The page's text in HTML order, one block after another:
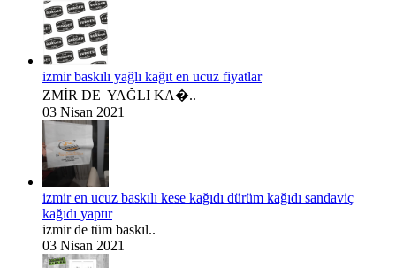
izmir baskılı yağlı kağıt en ucuz fiyatlar
ZMİR DE YAĞLI KA�..
03 Nisan 2021
izmir en ucuz baskılı kese kağıdı dürüm kağıdı sandaviç
kağıdı yaptır
izmir de tüm baskıl..
03 Nisan 2021